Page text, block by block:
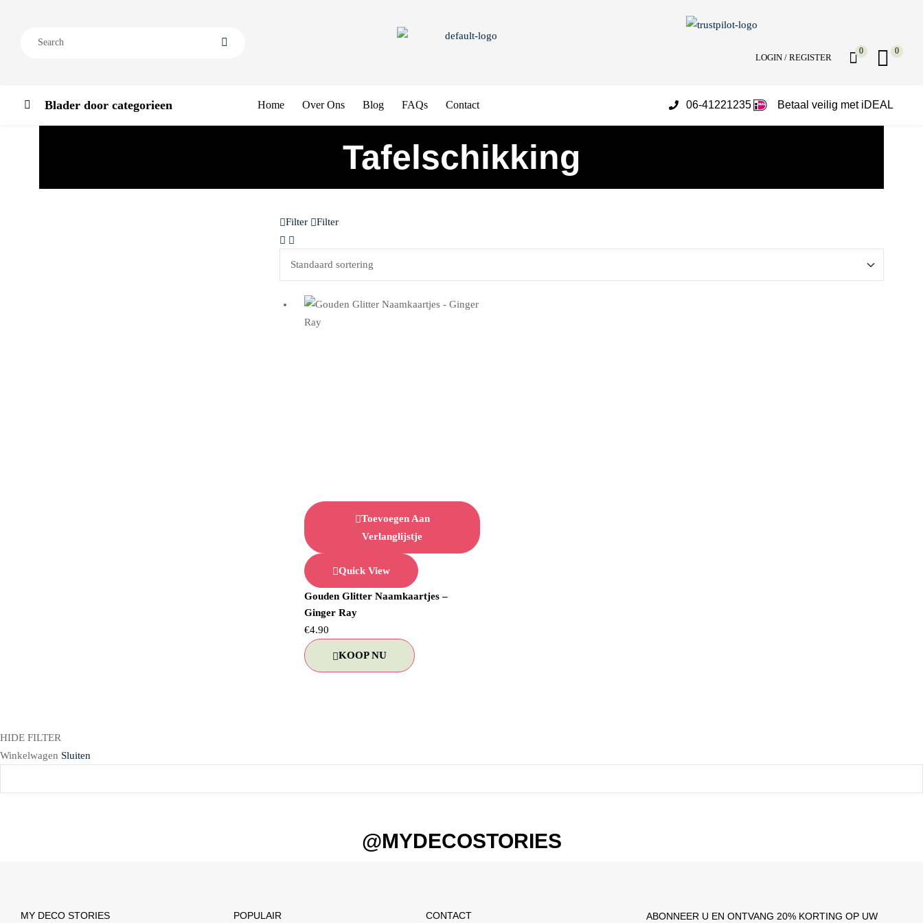
LOGIN / REGISTER
0 0
Blader door categorieen Home Over Ons Blog FAQs Contact 06-41221235 Betaal veilig met iDEAL
Tafelschikking
Filter Filter
Toevoegen Aan
Verlanglijstje
Quick View
Gouden Glitter Naamkaartjes –
Ginger Ray
€4.90
KOOP NU
HIDE FILTER
Winkelwagen Sluiten
@MYDECOSTORIES
MY DECO STORIES POPULAIR CONTACT
ABONNEER U EN ONTVANG 20% ​​KORTING OP UW